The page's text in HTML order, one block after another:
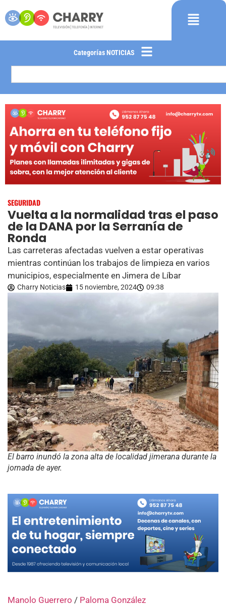
Categorías NOTICIAS
SEGURIDAD
Vuelta a la normalidad tras el paso
de la DANA por la Serranía de
Ronda
Las carreteras afectadas vuelven a estar operativas
mientras continúan los trabajos de limpieza en varios
municipios, especialmente en Jimera de Líbar
Charry Noticias 15 noviembre, 2024 09:38
El barro inundó la zona alta de localidad jimerana durante la
jornada de ayer.
Manolo Guerrero / Paloma González